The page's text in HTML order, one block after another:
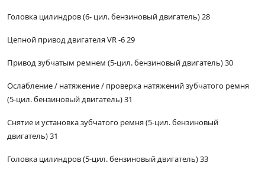
Головка цилиндров (6- цил. бензиновый двигатель) 28
Цепной привод двигателя VR -6 29
Привод зубчатым ремнем (5-цил. бензиновый двигатель) 30
Ослабление / натяжение / проверка натяжений зубчатого ремня
(5-цил. бензиновый двигатель) 31
Снятие и установка зубчатого ремня (5-цил. бензиновый
двигатель) 31
Головка цилиндров (5-цил. бензиновый двигатель) 33